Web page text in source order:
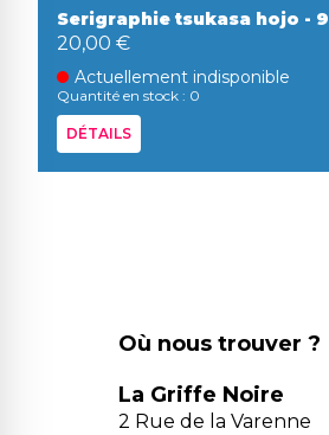
Serigraphie tsukasa hojo - 9
20,00 €
Actuellement indisponible
Quantité en stock : 0
DÉTAILS
Où nous trouver ?
La Griffe Noire
2 Rue de la Varenne